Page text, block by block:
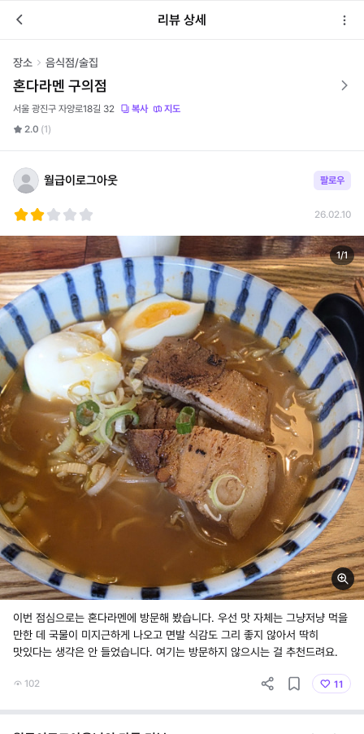
리뷰 상세
장소 음식점/술집
혼다라멘 구의점
서울 광진구 자양로18길 32 복사
지도
2.0 (1)
월급이로그아웃 팔로우
26.02.10
1/1
이번 점심으로는 혼다라멘에 방문해 봤습니다. 우선 맛 자체는 그냥저냥 먹을
만한 데 국물이 미지근하게 나오고 면발 식감도 그리 좋지 않아서 딱히
맛있다는 생각은 안 들었습니다. 여기는 방문하지 않으시는 걸 추천드려요.
102 11